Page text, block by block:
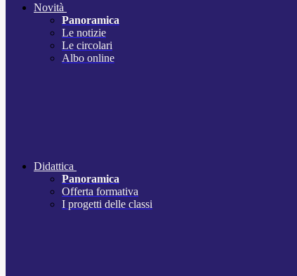
Novità
Panoramica
Le notizie
Le circolari
Albo online
Didattica
Panoramica
Offerta formativa
I progetti delle classi